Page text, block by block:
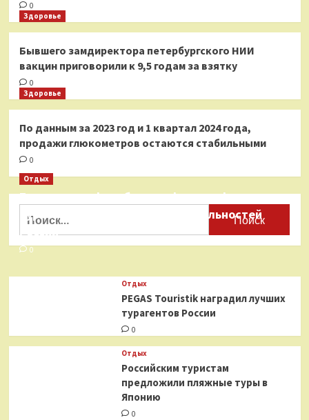
0
Здоровье
Бывшего замдиректора петербургского НИИ
вакцин приговорили к 9,5 годам за взятку
0
Здоровье
По данным за 2023 год и 1 квартал 2024 года,
продажи глюкометров остаются стабильными
0
Отдых
Бесплатные фотобанки с фотографиями
туристических достопримечательностей
России
0
Отдых
PEGAS Touristik наградил лучших
турагентов России
0
Отдых
Российским туристам
предложили пляжные туры в
Японию
0